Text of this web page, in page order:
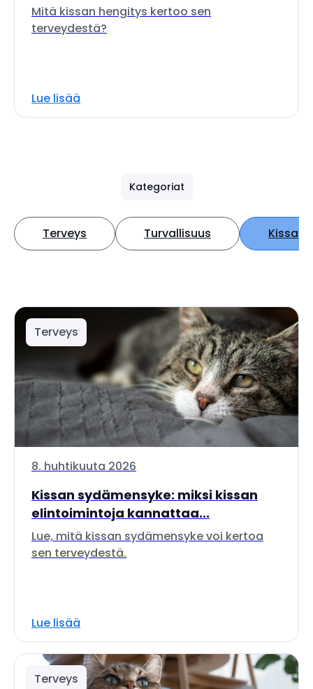
Mitä kissan hengitys kertoo sen
terveydestä?
Lue lisää
Kategoriat
Terveys Turvallisuus Kissa
Terveys
8. huhtikuuta 2026
Kissan sydämensyke: miksi kissan
elintoimintoja kannattaa...
Lue, mitä kissan sydämensyke voi kertoa
sen terveydestä.
Lue lisää
Terveys